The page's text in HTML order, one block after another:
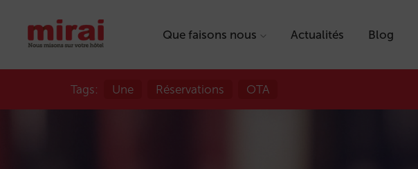
Que faisons nous Actualités Blog
Tags: Une Réservations OTA